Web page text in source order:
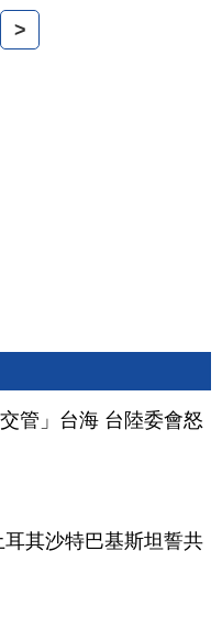
>
管」台海 台陸委會怒
其沙特巴基斯坦誓共